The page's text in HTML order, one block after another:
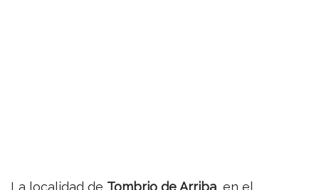
La localidad de Tombrio de Arriba, en el